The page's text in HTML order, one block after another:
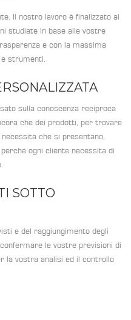
Il nostro lavoro è finalizzato al
studiate in base alle vostre
e con la massima
e strumenti.
sulla conoscenza reciproca
che dei prodotti, per trovare
che si presentano,
ogni cliente necessita di
SOTTO
e del raggiungimento degli
le vostre previsioni di
la vostra analisi ed il controllo